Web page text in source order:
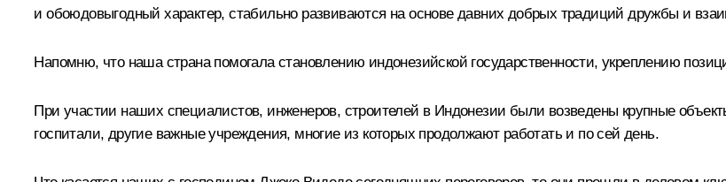
и обоюдовыгодный характер, стабильно развиваются на основе давних добрых традиций дружбы и
Напомню, что наша страна помогала становлению индонезийской государственности, укреплению
При участии наших специалистов, инженеров, строителей в Индонезии были возведены крупные
госпитали, другие важные учреждения, многие из которых продолжают работать и по сей день.